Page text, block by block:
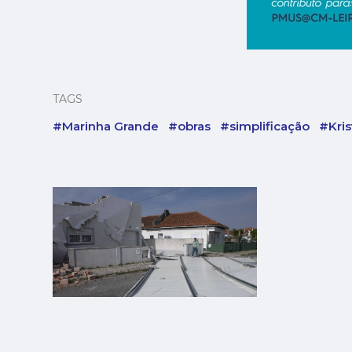
TAGS
#Marinha Grande #obras #simplificação